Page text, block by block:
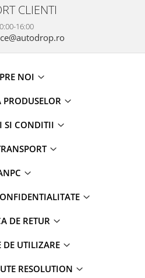
CLIENTI
16:00
NOI
SI CONDITII
DE RETUR
UTILIZARE
RESOLUTION